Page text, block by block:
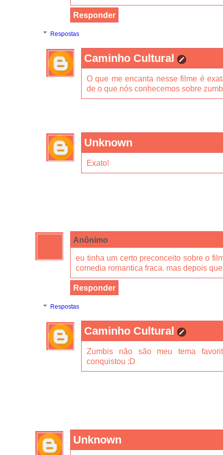
Responder
Respostas
Caminho Cultural
O que me encanta nesse filme é
de o que nós conhecemos sobre
Unknown
Exato!
Anônimo
eu tinha um certo preconceito sobre o
comedia romantica fraca. mas depois
Responder
Respostas
Caminho Cultural
Zumbis não são meu tema
conquistou :D
Unknown